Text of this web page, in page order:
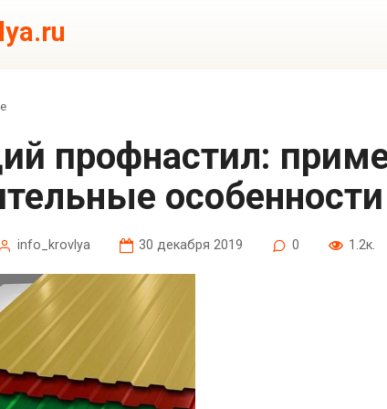
особенности
info_krovlya 30 декабря 2019 0 1.2к.